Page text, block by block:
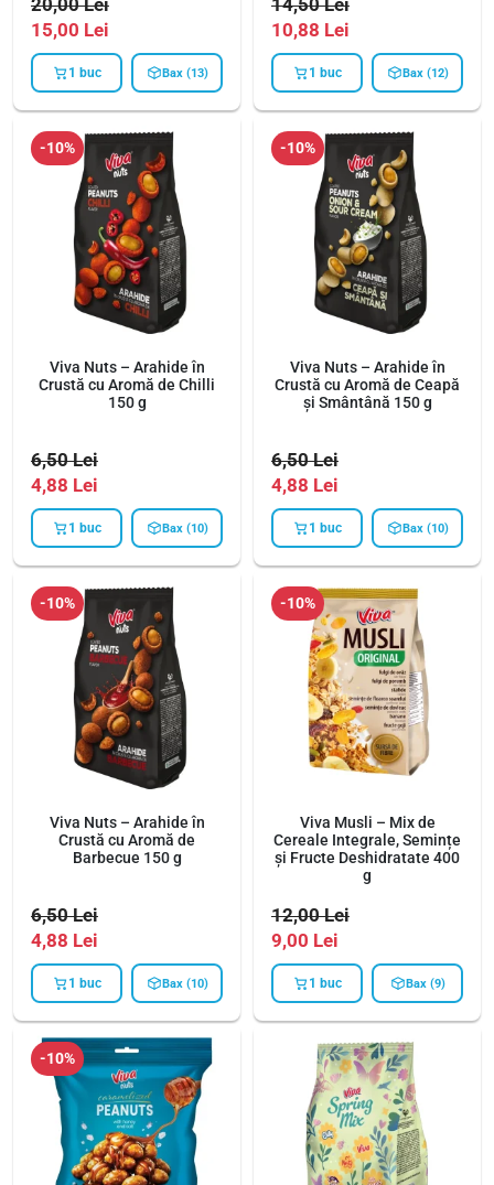
20,00Lei
15,00 Lei
1 buc Bax (13)
14,50Lei
10,88 Lei
1 buc Bax (12)
-10%
Viva Nuts – Arahide în
Crustă cu Aromă de Chilli
150 g
6,50Lei
4,88 Lei
1 buc Bax (10)
-10%
Viva Nuts – Arahide în
Crustă cu Aromă de Ceapă
și Smântână 150 g
6,50Lei
4,88 Lei
1 buc Bax (10)
-10%
Viva Nuts – Arahide în
Crustă cu Aromă de
Barbecue 150 g
6,50Lei
4,88 Lei
1 buc Bax (10)
-10%
Viva Musli – Mix de
Cereale Integrale, Semințe
și Fructe Deshidratate 400
g
12,00Lei
9,00 Lei
1 buc Bax (9)
-10%